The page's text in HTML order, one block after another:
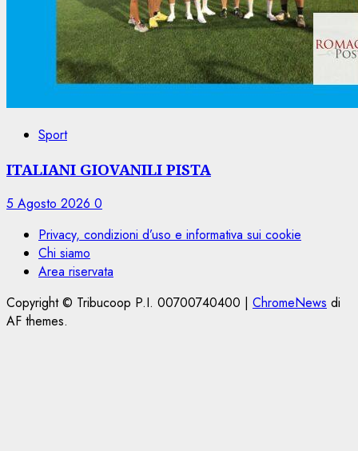
Sport
ITALIANI GIOVANILI PISTA
5 Agosto 2026 0
Privacy, condizioni d’uso e informativa sui cookie
Chi siamo
Area riservata
Copyright © Tribucoop P.I. 00700740400 | ChromeNews di
AF themes.